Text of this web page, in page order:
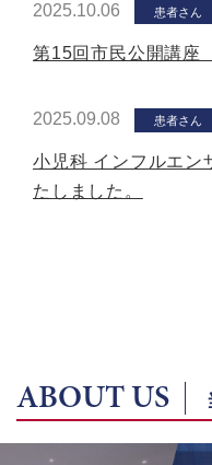
2025.10.06 患者さん
第15回市民公開講
2025.09.08 患者さん
小児科 インフルエン
たしました。
ABOUT US